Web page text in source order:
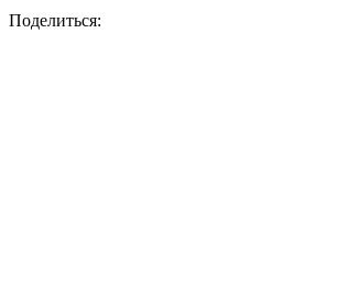
Поделиться: